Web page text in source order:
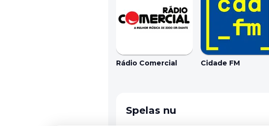
Rádio Comercial Cidade FM
Spelas nu